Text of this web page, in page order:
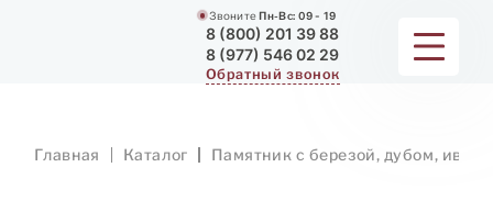
ЗвонитеПн-Вс: 09 - 19
8 (800) 201 39 88
8 (977) 546 02 29
Обратный звонок
Главная Каталог Памятник с березой, дубом, ивой